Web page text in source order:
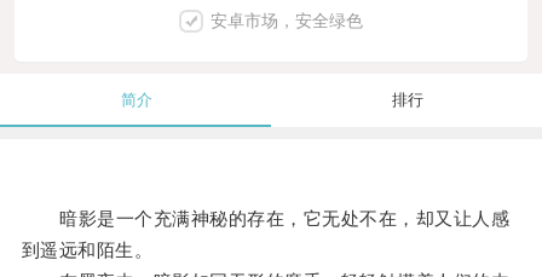
安卓市场，安全绿色
简介 排行
暗影是一个充满神秘的存在，它无处不在，却又让人感
到遥远和陌生。